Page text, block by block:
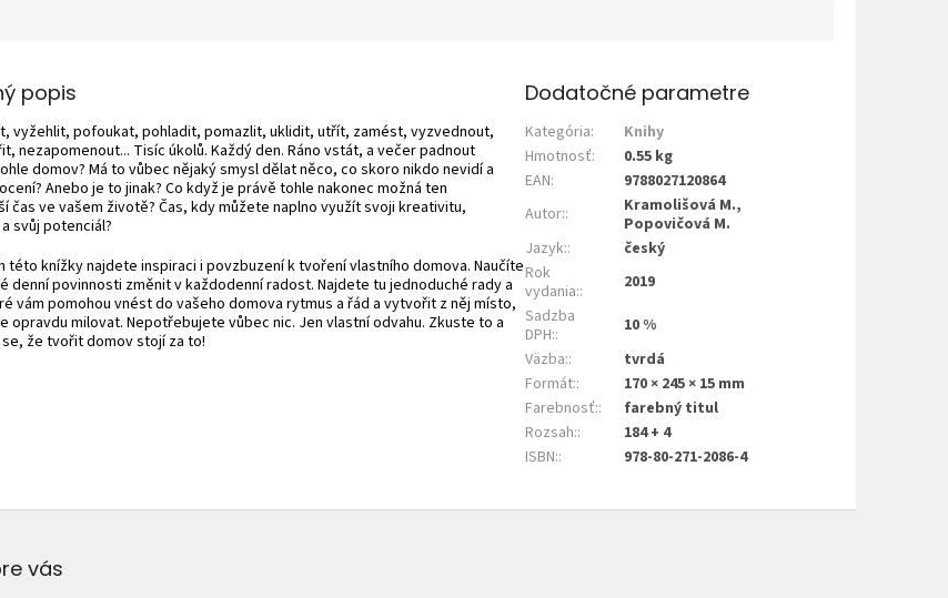
popis
vyžehlit, pofoukat, pohladit, pomazlit, uklidit, utřít, zamést, vyzvednout,
nezapomenout... Tisíc úkolů. Každý den. Ráno vstát, a večer padnout
domov? Má to vůbec nějaký smysl dělat něco, co skoro nikdo nevidí a
Anebo je to jinak? Co když je právě tohle nakonec možná ten
čas ve vašem životě? Čas, kdy můžete naplno využít svoji kreativitu,
svůj potenciál?
této knížky najdete inspiraci i povzbuzení k tvoření vlastního domova. Naučíte
denní povinnosti změnit v každodenní radost. Najdete tu jednoduché rady a
vám pomohou vnést do vašeho domova rytmus a řád a vytvořit z něj místo,
opravdu milovat. Nepotřebujete vůbec nic. Jen vlastní odvahu. Zkuste to a
že tvořit domov stojí za to!
Dodatočné parametre
Kategória:
Knihy
Hmotnosť:
0.55 kg
EAN:
9788027120864
Autor::
Kramolišová M.,
Popovičová M.
Jazyk::
český
Rok
vydania::
2019
Sadzba
DPH::
10 %
Väzba::
tvrdá
Formát::
170 × 245 × 15 mm
Farebnosť::
farebný titul
Rozsah::
184 + 4
ISBN:: 978-80-271-2086-4
vás